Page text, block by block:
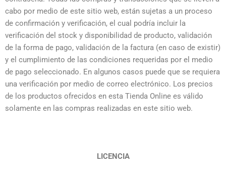
cabo por medio de este sitio web, están sujetas a un proceso
de confirmación y verificación, el cual podría incluir la
verificación del stock y disponibilidad de producto, validación
de la forma de pago, validación de la factura (en caso de existir)
y el cumplimiento de las condiciones requeridas por el medio
de pago seleccionado. En algunos casos puede que se requiera
una verificación por medio de correo electrónico. Los precios
de los productos ofrecidos en esta Tienda Online es válido
solamente en las compras realizadas en este sitio web.
LICENCIA